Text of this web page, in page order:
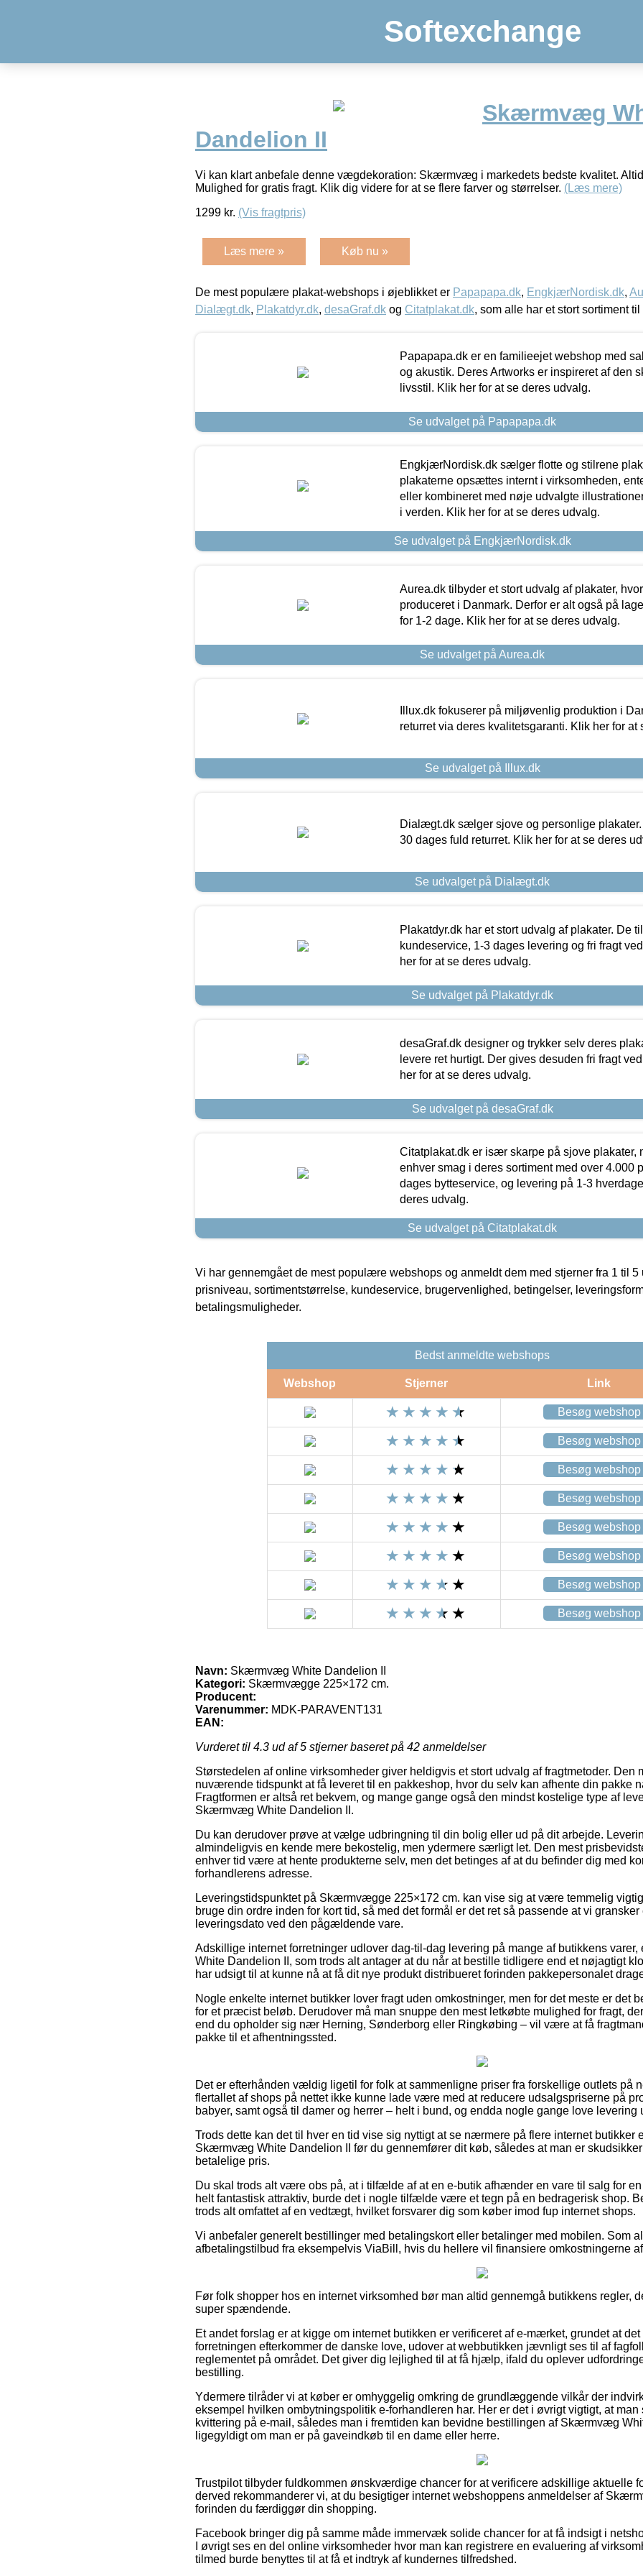
Softexchange
Skærmvæg
Dandelion II
Vi kan klart anbefale denne vægdekoration: Skærmvæg i markedets bedste kvalitet.
Mulighed for gratis fragt. Klik dig videre for at se flere farver og størrelser. (Læs mere)
1299 kr. (Vis fragtpris)
Læs mere » Køb nu »
De mest populære plakat-webshops i øjeblikket er Papapapa.dk, EngkjærNordisk.dk,
Dialægt.dk, Plakatdyr.dk, desaGraf.dk og Citatplakat.dk, som alle har et stort sortiment til
Papapapa.dk er en familieejet webshop med
og akustik. Deres Artworks er inspireret af den
livsstil. Klik her for at se deres udvalg.
Se udvalget på Papapapa.dk
EngkjærNordisk.dk sælger flotte og stilrene
plakaterne opsættes internt i virksomheden,
eller kombineret med nøje udvalgte
i verden. Klik her for at se deres udvalg.
Se udvalget på EngkjærNordisk.dk
Aurea.dk tilbyder et stort udvalg af plakater,
produceret i Danmark. Derfor er alt også på
for 1-2 dage. Klik her for at se deres udvalg.
Se udvalget på Aurea.dk
Illux.dk fokuserer på miljøvenlig produktion i
returret via deres kvalitetsgaranti. Klik her for at
Se udvalget på Illux.dk
Dialægt.dk sælger sjove og personlige
30 dages fuld returret. Klik her for at se deres
Se udvalget på Dialægt.dk
Plakatdyr.dk har et stort udvalg af plakater. De
kundeservice, 1-3 dages levering og fri fragt
her for at se deres udvalg.
Se udvalget på Plakatdyr.dk
desaGraf.dk designer og trykker selv deres
levere ret hurtigt. Der gives desuden fri fragt
her for at se deres udvalg.
Se udvalget på desaGraf.dk
Citatplakat.dk er især skarpe på sjove plakater,
enhver smag i deres sortiment med over 4.000
dages bytteservice, og levering på 1-3
deres udvalg.
Se udvalget på Citatplakat.dk
Vi har gennemgået de mest populære webshops og anmeldt dem med stjerner fra 1 til 5
prisniveau, sortimentstørrelse, kundeservice, brugervenlighed, betingelser,
betalingsmuligheder.
Bedst anmeldte webshops
Webshop Stjerner Link
Besøg webshop
Besøg webshop
Besøg webshop
Besøg webshop
Besøg webshop
Besøg webshop
Besøg webshop
Besøg webshop
Navn: Skærmvæg White Dandelion II
Kategori: Skærmvægge 225×172 cm.
Producent:
Varenummer: MDK-PARAVENT131
EAN:
Vurderet til 4.3 ud af 5 stjerner baseret på 42 anmeldelser
Størstedelen af online virksomheder giver heldigvis et stort udvalg af fragtmetoder. Den
nuværende tidspunkt at få leveret til en pakkeshop, hvor du selv kan afhente din pakke
Fragtformen er altså ret bekvem, og mange gange også den mindst kostelige type af
Skærmvæg White Dandelion II.
Du kan derudover prøve at vælge udbringning til din bolig eller ud på dit arbejde.
almindeligvis en kende mere bekostelig, men ydermere særligt let. Den mest
enhver tid være at hente produkterne selv, men det betinges af at du befinder dig med
forhandlerens adresse.
Leveringstidspunktet på Skærmvægge 225×172 cm. kan vise sig at være temmelig vigtig
bruge din ordre inden for kort tid, så med det formål er det ret så passende at vi
leveringsdato ved den pågældende vare.
Adskillige internet forretninger udlover dag-til-dag levering på mange af butikkens
White Dandelion II, som trods alt antager at du når at bestille tidligere end et nøjagtigt
har udsigt til at kunne nå at få dit nye produkt distribueret forinden pakkepersonalet
Nogle enkelte internet butikker lover fragt uden omkostninger, men for det meste er det
for et præcist beløb. Derudover må man snuppe den mest letkøbte mulighed for fragt,
end du opholder sig nær Herning, Sønderborg eller Ringkøbing – vil være at få
pakke til et afhentningssted.
Det er efterhånden vældig ligetil for folk at sammenligne priser fra forskellige outlets på
flertallet af shops på nettet ikke kunne lade være med at reducere udsalgspriserne på
babyer, samt også til damer og herrer – helt i bund, og endda nogle gange love levering
Trods dette kan det til hver en tid vise sig nyttigt at se nærmere på flere internet butikker
Skærmvæg White Dandelion II før du gennemfører dit køb, således at man er
betalelige pris.
Du skal trods alt være obs på, at i tilfælde af at en e-butik afhænder en vare til salg for
helt fantastisk attraktiv, burde det i nogle tilfælde være et tegn på en bedragerisk shop.
trods alt omfattet af en vedtægt, hvilket forsvarer dig som køber imod fup internet shops.
Vi anbefaler generelt bestillinger med betalingskort eller betalinger med mobilen. Som
afbetalingstilbud fra eksempelvis ViaBill, hvis du hellere vil finansiere omkostningerne
Før folk shopper hos en internet virksomhed bør man altid gennemgå butikkens regler,
super spændende.
Et andet forslag er at kigge om internet butikken er verificeret af e-mærket, grundet at
forretningen efterkommer de danske love, udover at webbutikken jævnligt ses til af
reglementet på området. Det giver dig lejlighed til at få hjælp, ifald du oplever
bestilling.
Ydermere tilråder vi at køber er omhyggelig omkring de grundlæggende vilkår der
eksempel hvilken ombytningspolitik e-forhandleren har. Her er det i øvrigt vigtigt, at man
kvittering på e-mail, således man i fremtiden kan bevidne bestillingen af Skærmvæg
ligegyldigt om man er på gaveindkøb til en dame eller herre.
Trustpilot tilbyder fuldkommen ønskværdige chancer for at verificere adskillige aktuelle
derved rekommanderer vi, at du besigtiger internet webshoppens anmeldelser af
forinden du færdiggør din shopping.
Facebook bringer dig på samme måde immervæk solide chancer for at få indsigt i
I øvrigt ses en del online virksomheder hvor man kan registrere en evaluering af
tilmed burde benyttes til at få et indtryk af kundernes tilfredshed.